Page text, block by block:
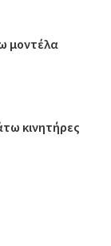
μοντέλα
κινητήρες